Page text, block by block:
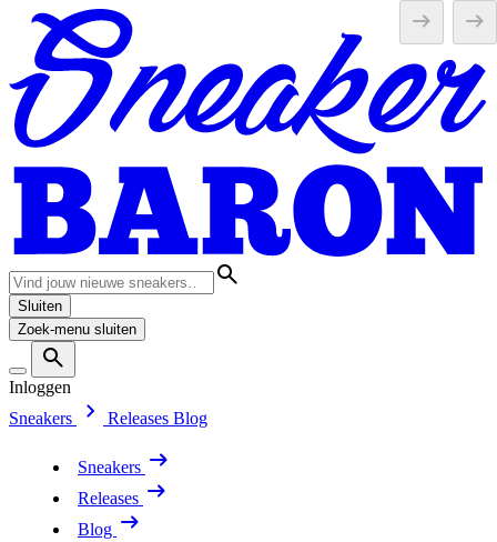
Sluiten
Zoek-menu sluiten
Inloggen
Sneakers
Releases Blog
Sneakers
Releases
Blog